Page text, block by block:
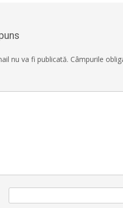
nu va fi publicată. Câmpurile